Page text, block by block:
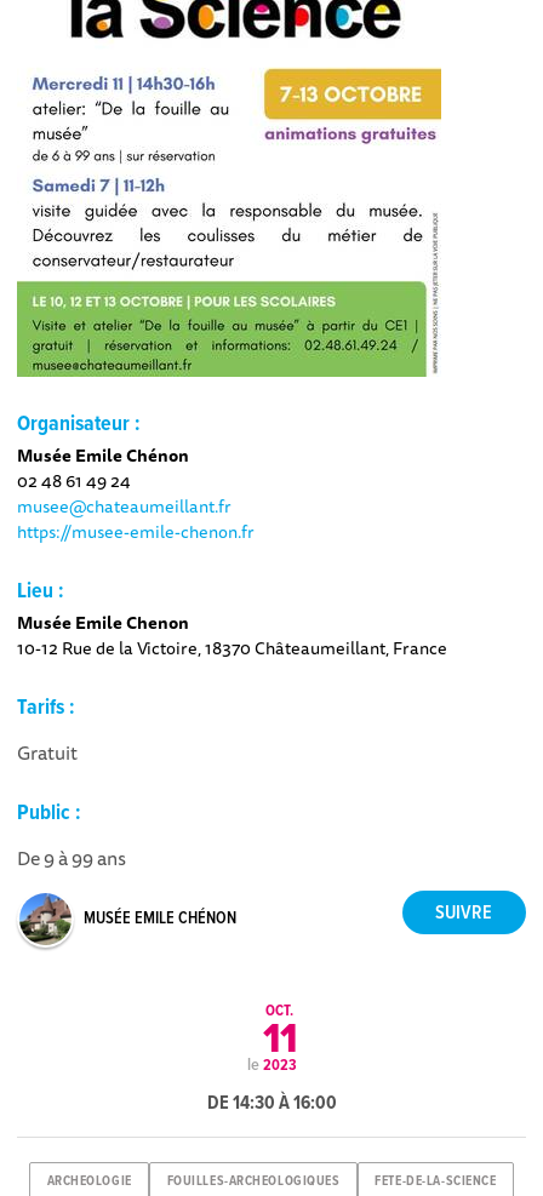
Organisateur :
Musée Emile Chénon
02 48 61 49 24
musee@chateaumeillant.fr
https://musee-emile-chenon.fr
Lieu :
Musée Emile Chenon
10-12 Rue de la Victoire, 18370 Châteaumeillant, France
Tarifs :
Gratuit
Public :
De 9 à 99 ans
MUSÉE EMILE CHÉNON
le
OCT.
11
2023
DE 14:30 À 16:00
ARCHEOLOGIE FOUILLES-ARCHEOLOGIQUES FETE-DE-LA-SCIENCE